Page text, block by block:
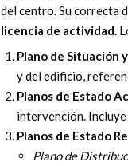
del centro. Su correcta
licencia de actividad.
Plano de Situación
y del edificio,
Planos de Estado
intervención.
Planos de Estado
Plano de